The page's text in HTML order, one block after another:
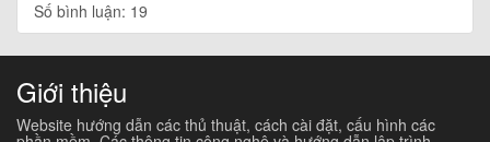
Số bình luận: 19
Giới thiệu
Website hướng dẫn các thủ thuật, cách cài đặt, cấu hình các